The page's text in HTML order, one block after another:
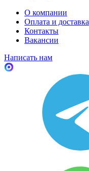
О компании
Оплата и доставка
Контакты
Вакансии
Написать нам